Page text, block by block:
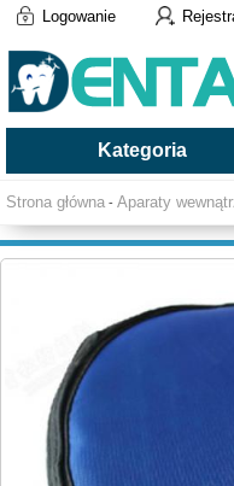
Logowanie
Kategoria
Strona główna - Aparaty